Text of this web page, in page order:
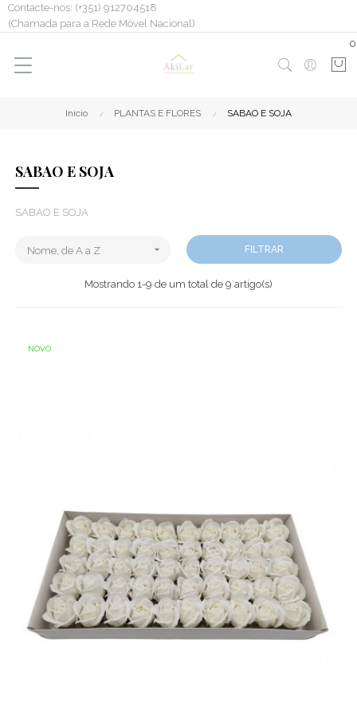
Contacte-nos: (+351) 912704518
(Chamada para a Rede Móvel Nacional)
0
Início PLANTAS E FLORES SABAO E SOJA
SABAO E SOJA
SABAO E SOJA
Nome, de A a Z  FILTRAR
Mostrando 1-9 de um total de 9 artigo(s)
NOVO